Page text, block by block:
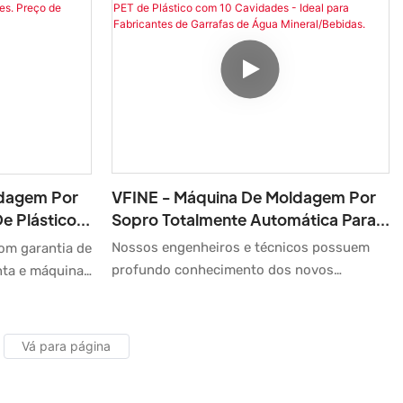
automática.
a
preços
Facilitamos e
e Tampas de Garrafas de Plástico IFC seja
estável. Seu escopo de aplicação é amplo o
suficiente para abranger o(s) campo(s) de
Máquinas de Moldagem por Sopro.
Por
Plástico
Preço
garantia de
e máquinas
de
Ela
VFINE - Máquina De Moldagem Por
Sopro Totalmente Automática Para
Fabricação De Garrafas PET De
Plástico Com 10 Cavidades - Ideal
Nossos engenheiros e técnicos possuem
profundo conhecimento dos novos
atualizadas com maturidade. É uma
máquina popular na área de aplicação de